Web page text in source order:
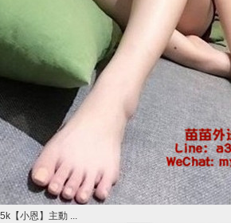
5k【小恩】主動 ...